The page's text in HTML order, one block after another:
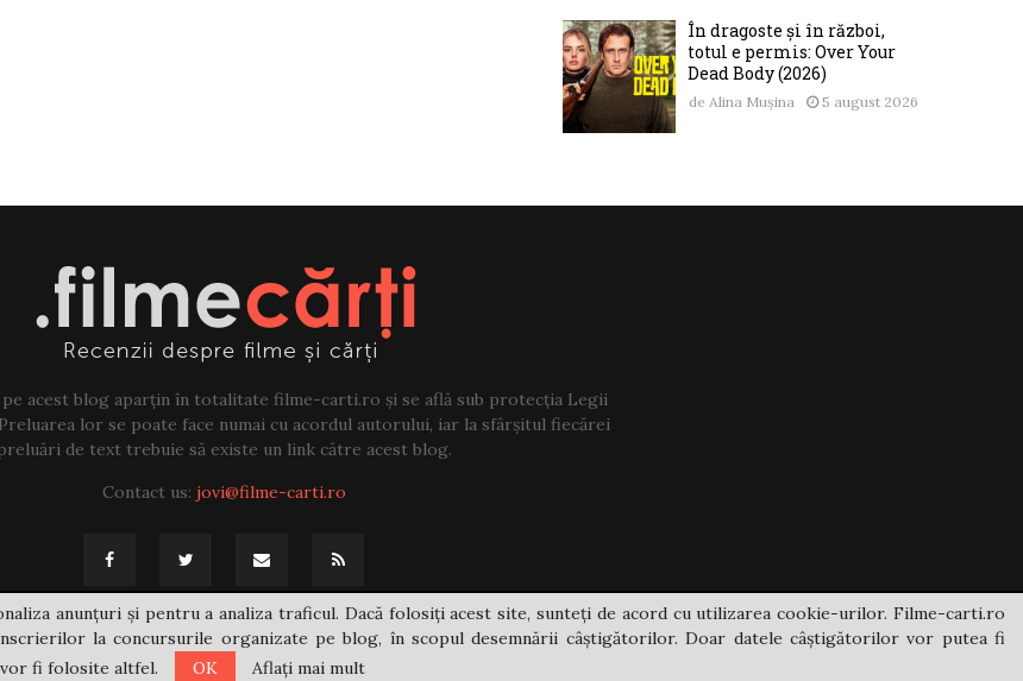
În dragoste și în război,
totul e permis: Over Your
Dead Body (2026)
de Alina Mușina 5 august 2026
acest blog aparțin în totalitate filme-carti.ro și se află sub protecția Legii
lor se poate face numai cu acordul autorului, iar la sfârșitul fiecărei
de text trebuie să existe un link către acest blog.
Contact us: jovi@filme-carti.ro
@2021 - filme-carti.ro
anunțuri și pentru a analiza traficul. Dacă folosiți acest site, sunteți de acord cu utilizarea cookie-urilor. Filme-carti.ro
la concursurile organizate pe blog, în scopul desemnării câștigătorilor. Doar datele câștigătorilor vor putea fi
fi folosite altfel.
OK Aflați mai mult